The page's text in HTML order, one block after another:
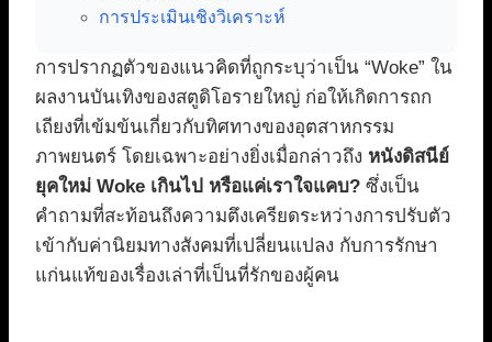
การประเมินเชิงวิเคราะห์
การปรากฏตัวของแนวคิดที่ถูกระบุว่าเป็น “Woke” ใน
ผลงานบันเทิงของสตูดิโอรายใหญ่ ก่อให้เกิดการถก
เถียงที่เข้มข้นเกี่ยวกับทิศทางของอุตสาหกรรม
ภาพยนตร์ โดยเฉพาะอย่างยิ่งเมื่อกล่าวถึง หนังดิสนีย์
ยุคใหม่ Woke เกินไป หรือแค่เราใจแคบ? ซึ่งเป็น
คำถามที่สะท้อนถึงความตึงเครียดระหว่างการปรับตัว
เข้ากับค่านิยมทางสังคมที่เปลี่ยนแปลง กับการรักษา
แก่นแท้ของเรื่องเล่าที่เป็นที่รักของผู้คน